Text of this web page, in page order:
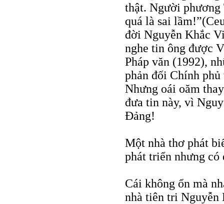
thật. Người phương
quá là sai
đời Nguyễn Khắc
nghe tin ông được
Pháp văn (1992),
phản đối Chính
Nhưng oái oăm
đưa tin này, vì
Đảng!
Một nhà thơ phát
phát triển nhưng
Cái không ổn mà
nhà tiên tri Nguyễn